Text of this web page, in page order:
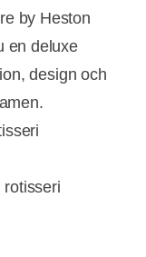
by Heston
en deluxe
design och